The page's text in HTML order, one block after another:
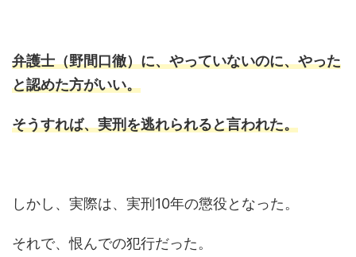
弁護士（野間口徹）に、やっていないのに、やった
と認めた方がいい。
そうすれば、実刑を逃れられると言われた。
しかし、実際は、実刑10年の懲役となった。
それで、恨んでの犯行だった。